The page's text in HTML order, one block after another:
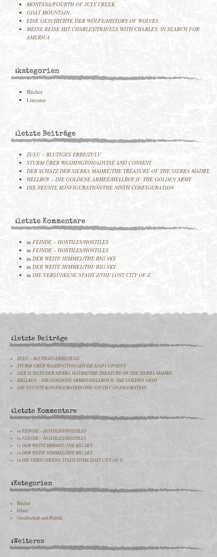
MONTANA/FOURTH OF JULY CREEK
GOAT MOUNTAIN
EINE GESCHICHTE DER WÖLFE/HISTORY OF WOLVES
MEINE REISE MIT CHARLEY/TRAVELS WITH CHARLEY: IN SEARCH FOR
AMERICA
:kategorien
Bücher
Literatur
:letzte Beiträge
ZULU – BLUTIGES ERBE/ZULU
STURM ÜBER WASHINGTON/ADVISE AND CONSENT
DER SCHATZ DER SIERRA MADRE/THE TREASURE OF THE SIERRA MADRE
HELLBOY – DIE GOLDENE ARMEE/HELLBOY II: THE GOLDEN ARMY
DIE NEUNTE KONFIGURATION/THE NINTH CONFIGURATION
:letzte Kommentare
in FEINDE – HOSTILES/HOSTILES
in FEINDE – HOSTILES/HOSTILES
in DER WEITE HIMMEL/THE BIG SKY
in DER WEITE HIMMEL/THE BIG SKY
in DIE VERSUNKENE STADT Z/THE LOST CITY OF Z
:letzte Beiträge
ZULU – BLUTIGES ERBE/ZULU
STURM ÜBER WASHINGTON/ADVISE AND CONSENT
DER SCHATZ DER SIERRA MADRE/THE TREASURE OF THE SIERRA MADRE
HELLBOY – DIE GOLDENE ARMEE/HELLBOY II: THE GOLDEN ARMY
DIE NEUNTE KONFIGURATION/THE NINTH CONFIGURATION
:letzte Kommentare
inFEINDE – HOSTILES/HOSTILES
inFEINDE – HOSTILES/HOSTILES
inDER WEITE HIMMEL/THE BIG SKY
inDER WEITE HIMMEL/THE BIG SKY
inDIE VERSUNKENE STADT Z/THE LOST CITY OF Z
:Kategorien
Bücher
Filme
Gesellschaft und Politik
:Weiteres